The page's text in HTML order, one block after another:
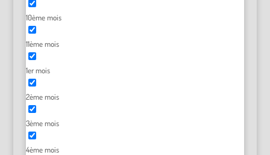
10ème mois
11ème mois
1er mois
2ème mois
3ème mois
4ème mois